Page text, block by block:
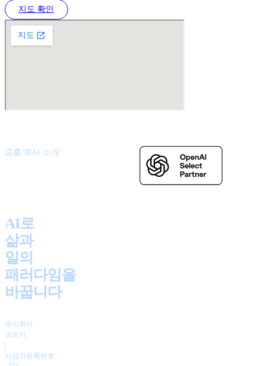
지도 확인
홈/회사 소개 /
AI로
삶과
일의
패러다임을
바꿉니다
주식회사
코르카
|
사업자등록번호